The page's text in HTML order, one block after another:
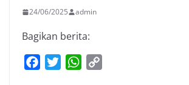
24/06/2025 admin
Bagikan berita:
W